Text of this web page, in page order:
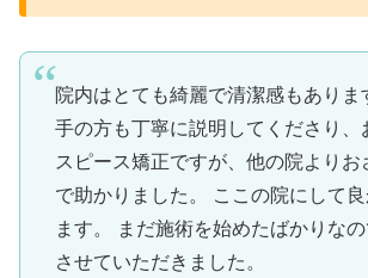
院内はとても綺麗で清潔感もありま
手の方も丁寧に説明してくださり、
スピース矯正ですが、他の院よりお
で助かりました。 ここの院にして
ます。 まだ施術を始めたばかりな
させていただきました。